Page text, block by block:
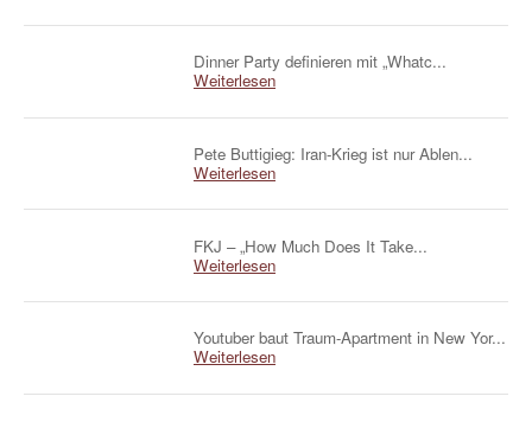
Dinner Party definieren mit „Whatc...
Weiterlesen
Pete Buttigieg: Iran-Krieg ist nur Ablen...
Weiterlesen
FKJ – „How Much Does It Take...
Weiterlesen
Youtuber baut Traum-Apartment in New Yor...
Weiterlesen